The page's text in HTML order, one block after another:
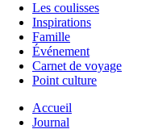
Les coulisses
Inspirations
Famille
Événement
Carnet de voyage
Point culture
Accueil
Journal